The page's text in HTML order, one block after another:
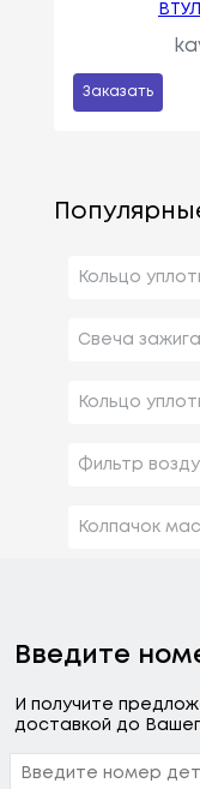
Заказать
Кольцо
Свеча
Кольцо
Фильтр
Колпачок
Введите
И получите
доставкой до